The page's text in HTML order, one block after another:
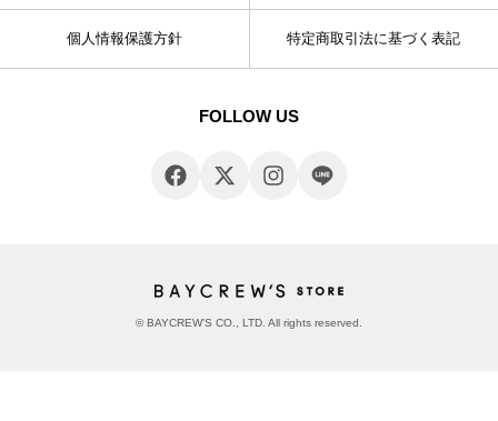
個人情報保護方針 特定商取引法に基づく表記
FOLLOW US
© BAYCREW’S CO., LTD. All rights reserved.